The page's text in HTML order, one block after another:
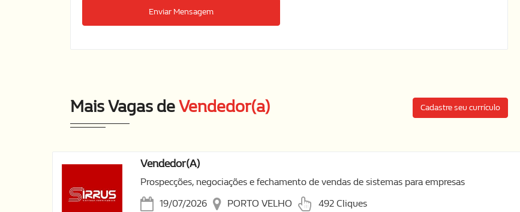
Enviar Mensagem
Mais Vagas deVendedor(a) Cadastre seu currículo
Vendedor(a)
Prospecções, negociações e fechamento de vendas de sistemas para empresas
19/07/2026
PORTO VELHO 492 Cliques